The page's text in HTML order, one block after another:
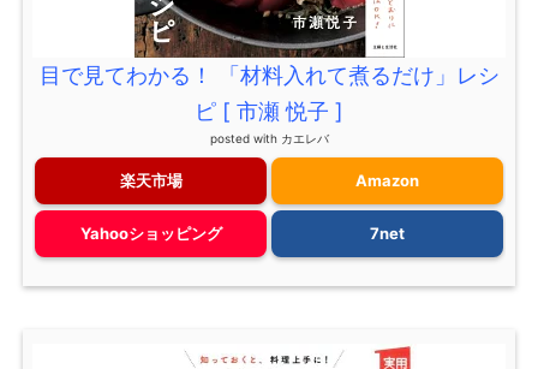
目で見てわかる！ 「材料入れて煮るだけ」レシ
ピ [ 市瀬 悦子 ]
posted with カエレバ
楽天市場 Amazon
Yahooショッピング 7net